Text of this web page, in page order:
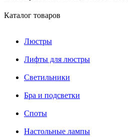
Каталог товаров
Люстры
Лифты для люстры
Светильники
Бра и подсветки
Споты
Настольные лампы